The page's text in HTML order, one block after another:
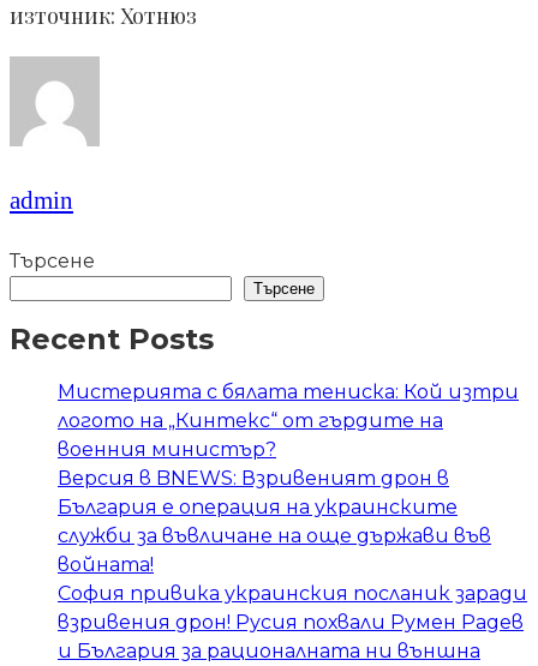
източник: Хотнюз
admin
Търсене
Търсене
Recent Posts
Мистерията с бялата тениска: Кой изтри
логото на „Кинтекс“ от гърдите на
военния министър?
Версия в BNEWS: Взривеният дрон в
България е операция на украинските
служби за въвличане на още държави във
войната!
София привика украинския посланик заради
взривения дрон! Русия похвали Румен Радев
и България за рационалната ни външна